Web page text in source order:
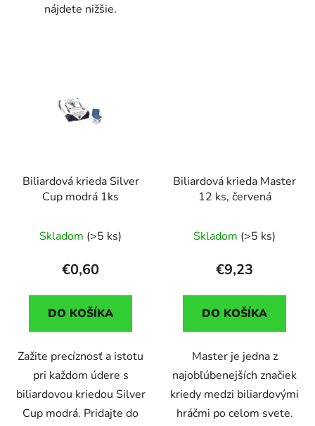
nájdete nižšie.
Biliardová krieda Silver
Cup modrá 1ks
Skladom (>5 ks)
€0,60
DO KOŠÍKA
Zažite precíznosť a istotu
pri každom údere s
biliardovou kriedou Silver
Cup modrá. Pridajte do
Biliardová krieda Master
12 ks, červená
Skladom (>5 ks)
€9,23
DO KOŠÍKA
Master je jedna z
najobľúbenejších značiek
kriedy medzi biliardovými
hráčmi po celom svete.